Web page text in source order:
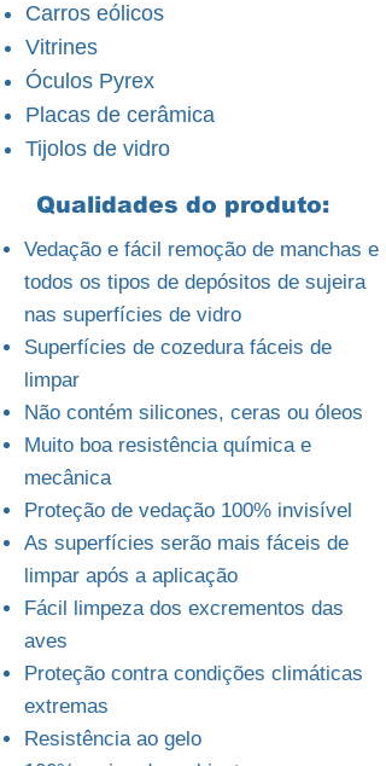
Carros eólicos
Vitrines
Óculos Pyrex
Placas de cerâmica
Tijolos de vidro
Qualidades do produto:
Vedação e fácil remoção de manchas e
todos os tipos de depósitos de sujeira
nas superfícies de vidro
Superfícies de cozedura fáceis de
limpar
Não contém silicones, ceras ou óleos
Muito boa resistência química e
mecânica
Proteção de vedação 100% invisível
As superfícies serão mais fáceis de
limpar após a aplicação
Fácil limpeza dos excrementos das
aves
Proteção contra condições climáticas
extremas
Resistência ao gelo